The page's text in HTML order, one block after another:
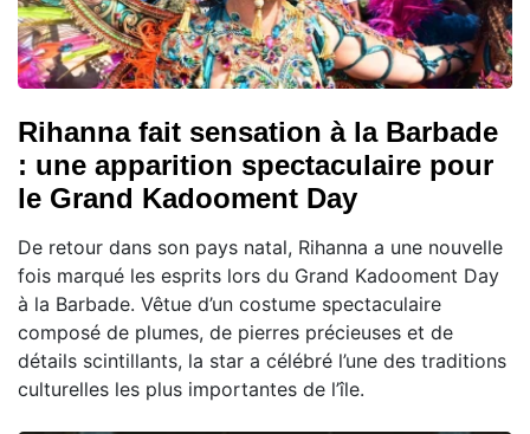
Rihanna fait sensation à la Barbade
: une apparition spectaculaire pour
le Grand Kadooment Day
De retour dans son pays natal, Rihanna a une nouvelle
fois marqué les esprits lors du Grand Kadooment Day
à la Barbade. Vêtue d’un costume spectaculaire
composé de plumes, de pierres précieuses et de
détails scintillants, la star a célébré l’une des traditions
culturelles les plus importantes de l’île.